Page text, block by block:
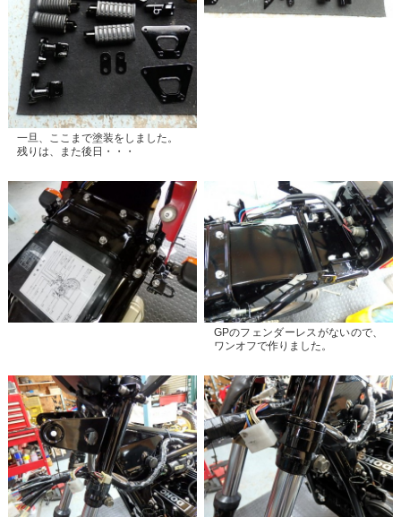
一旦、ここまで塗装をしました。
残りは、また後日・・・
GPのフェンダーレスがないので、
ワンオフで作りました。